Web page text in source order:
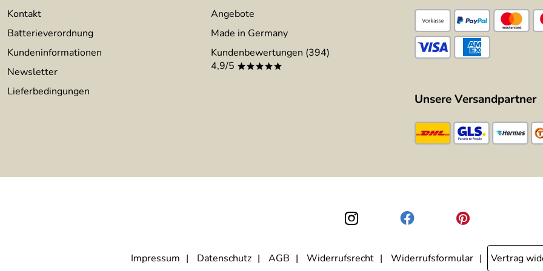
Kontakt
Batterieverordnung
Kundeninformationen
Newsletter
Lieferbedingungen
Angebote
Made in Germany
Kundenbewertungen (394)
4,9/5 *****
Unsere Versandpartner
Impressum Datenschutz AGB Widerrufsrecht Widerrufsformular Vertrag